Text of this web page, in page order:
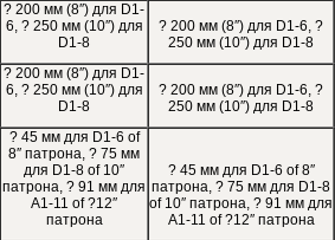
? 200 мм (8″) для D1-
6, ? 250 мм (10″) для
D1-8
? 200 мм (8″) для D1-6, ?
250 мм (10″) для D1-8
? 200 мм (8″) для D1-
6, ? 250 мм (10″) для
D1-8
? 200 мм (8″) для D1-6, ?
250 мм (10″) для D1-8
? 45 мм для D1-6 of
8″ патрона, ? 75 мм
для D1-8 of 10″
патрона, ? 91 мм для
A1-11 of ?12″
патрона
? 45 мм для D1-6 of 8″
патрона, ? 75 мм для D1-8
of 10″ патрона, ? 91 мм для
A1-11 of ?12″ патрона